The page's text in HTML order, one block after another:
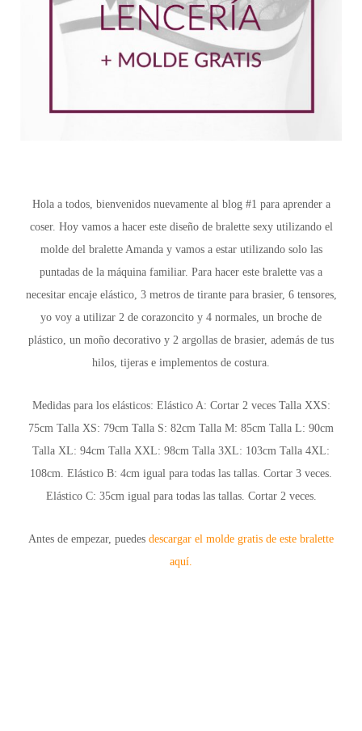
Hola a todos, bienvenidos nuevamente al blog #1 para aprender a
coser. Hoy vamos a hacer este diseño de bralette sexy utilizando el
molde del bralette Amanda y vamos a estar utilizando solo las
puntadas de la máquina familiar. Para hacer este bralette vas a
necesitar encaje elástico, 3 metros de tirante para brasier, 6 tensores,
yo voy a utilizar 2 de corazoncito y 4 normales, un broche de
plástico, un moño decorativo y 2 argollas de brasier, además de tus
hilos, tijeras e implementos de costura.
Medidas para los elásticos: Elástico A: Cortar 2 veces Talla XXS:
75cm Talla XS: 79cm Talla S: 82cm Talla M: 85cm Talla L: 90cm
Talla XL: 94cm Talla XXL: 98cm Talla 3XL: 103cm Talla 4XL:
108cm. Elástico B: 4cm igual para todas las tallas. Cortar 3 veces.
Elástico C: 35cm igual para todas las tallas. Cortar 2 veces.
Antes de empezar, puedes descargar el molde gratis de este bralette
aquí.